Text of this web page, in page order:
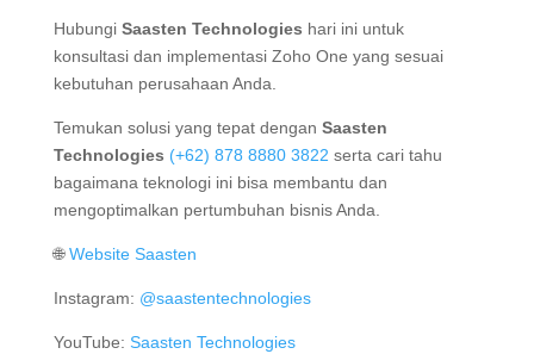
Hubungi Saasten Technologies hari ini untuk
konsultasi dan implementasi Zoho One yang sesuai
kebutuhan perusahaan Anda.
Temukan solusi yang tepat dengan Saasten
Technologies (+62) 878 8880 3822 serta cari tahu
bagaimana teknologi ini bisa membantu dan
mengoptimalkan pertumbuhan bisnis Anda.
🌐Website Saasten
Instagram: @saastentechnologies
YouTube: Saasten Technologies